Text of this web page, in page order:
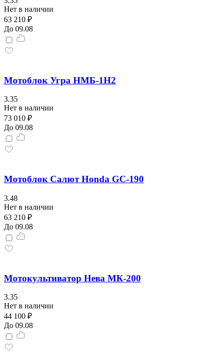
Нет в наличии
63 210 ₽
До 09.08
Мотоблок Угра НМБ-1Н2
3.35
Нет в наличии
73 010 ₽
До 09.08
Мотоблок Салют Honda GC-190
3.48
Нет в наличии
63 210 ₽
До 09.08
Мотокультиватор Нева МК-200
3.35
Нет в наличии
44 100 ₽
До 09.08